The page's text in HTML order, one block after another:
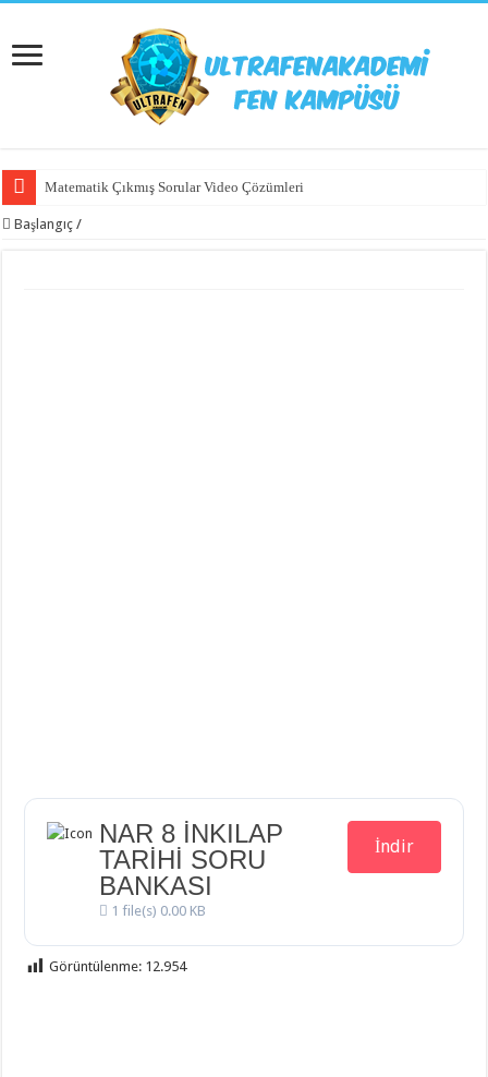
Matematik Çıkmış Sorular Video Çözümleri
Başlangıç /
NAR 8 İNKILAP
TARİHİ SORU
BANKASI
1 file(s) 0.00 KB
İndir
Görüntülenme: 12.954